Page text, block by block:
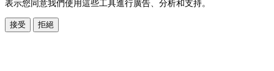
表示您同意我們使用這些工具進行廣告、分析和支持。
接受 拒絕